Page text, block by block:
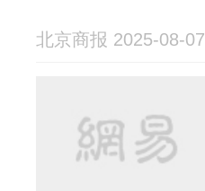
北京商报 2025-08-07